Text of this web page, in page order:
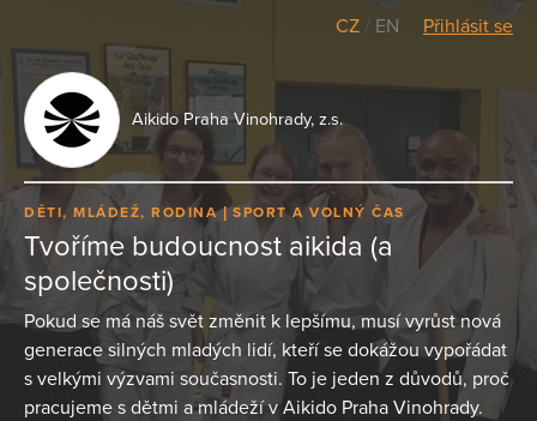
CZ / EN Přihlásit se
Aikido Praha Vinohrady, z.s.
DĚTI, MLÁDEŽ, RODINA SPORT A VOLNÝ ČAS
Tvoříme budoucnost aikida (a
společnosti)
Pokud se má náš svět změnit k lepšímu, musí vyrůst nová
generace silných mladých lidí, kteří se dokážou vypořádat
s velkými výzvami současnosti. To je jeden z důvodů, proč
pracujeme s dětmi a mládeží v Aikido Praha Vinohrady.